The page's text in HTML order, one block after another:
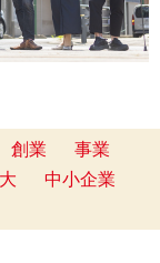
創業
事業
中小企業